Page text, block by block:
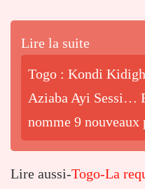
Lire la suite
Togo : Kondi
Aziaba Ayi Sessi…
nomme 9 nouveaux
Lire aussi-Togo-La